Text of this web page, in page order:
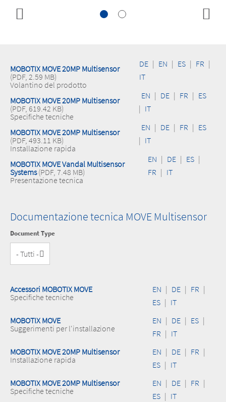
MOBOTIX MOVE 20MP Multisensor
(PDF, 2.59 MB)
Volantino del prodotto
DE | EN | ES | FR |
IT
MOBOTIX MOVE 20MP Multisensor
(PDF, 619.42 KB)
Specifiche tecniche
EN | DE | FR | ES
| IT
MOBOTIX MOVE 20MP Multisensor
(PDF, 493.11 KB)
Installazione rapida
EN | DE | FR | ES
| IT
MOBOTIX MOVE Vandal Multisensor
Systems(PDF, 7.48 MB)
Presentazione tecnica
EN | DE | ES |
FR | IT
Documentazione tecnica MOVE Multisensor
Document Type
Accessori MOBOTIX MOVE
Specifiche tecniche
EN | DE | FR |
ES | IT
MOBOTIX MOVE
Suggerimenti per l'installazione
EN | DE | ES |
FR | IT
MOBOTIX MOVE 20MP Multisensor
Installazione rapida
EN | DE | FR |
ES | IT
MOBOTIX MOVE 20MP Multisensor
Specifiche tecniche
EN | DE | FR |
ES | IT